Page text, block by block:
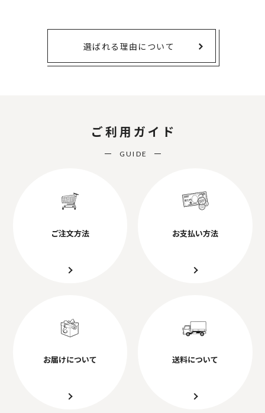
選ばれる理由について
ご利用ガイド
GUIDE
ご注文方法 お支払い方法
お届けについて 送料について